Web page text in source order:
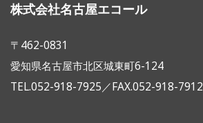
株式会社名古屋エコール
〒462-0831
愛知県名古屋市北区城東町6-124
TEL.052-918-7925／FAX.052-918-7912